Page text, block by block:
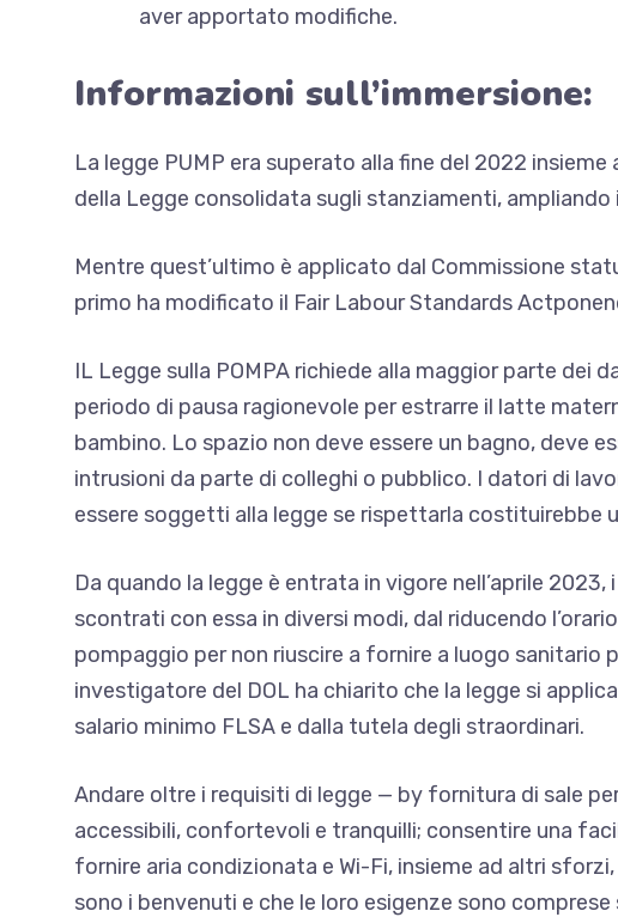
aver apportato modifiche.
Informazioni sull’immersione:
La legge PUMP era superato alla fine del 2022 insieme
della Legge consolidata sugli stanziamenti,
Mentre quest’ultimo è applicato dal Commissione
primo ha modificato il Fair Labour Standards Act
IL Legge sulla POMPA richiede alla maggior parte dei
periodo di pausa ragionevole per estrarre il latte
bambino. Lo spazio non deve essere un bagno, deve
intrusioni da parte di colleghi o pubblico. I datori di
essere soggetti alla legge se rispettarla costituirebbe
Da quando la legge è entrata in vigore nell’aprile
scontrati con essa in diversi modi, dal riducendo
pompaggio per non riuscire a fornire a luogo sanitario
investigatore del DOL ha chiarito che la legge si
salario minimo FLSA e dalla tutela degli straordinari.
Andare oltre i requisiti di legge — by fornitura di sale
accessibili, confortevoli e tranquilli; consentire una
fornire aria condizionata e Wi-Fi, insieme ad altri
sono i benvenuti e che le loro esigenze sono